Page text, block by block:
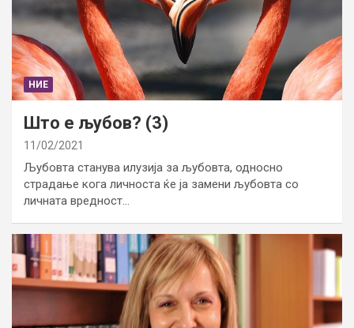
НИЕ
Што е љубов? (3)
11/02/2021
Љубовта станува илузија за љубовта, односно
страдање кога личноста ќе ја замени љубовта со
личната вредност…